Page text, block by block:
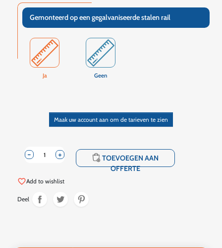
Gemonteerd op een gegalvaniseerde stalen rail
Ja Geen
Maak uw account aan om de tarieven te zien
+
- shopping_cart TOEVOEGEN AAN
OFFERTE
favorite_borderAdd to wishlist
Deel